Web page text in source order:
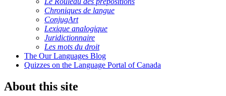
Chroniques de langue
ConjugArt
Lexique analogique
Juridictionnaire
Les mots du droit
The Our Languages Blog
Quizzes on the Language Portal of Canada
About this site